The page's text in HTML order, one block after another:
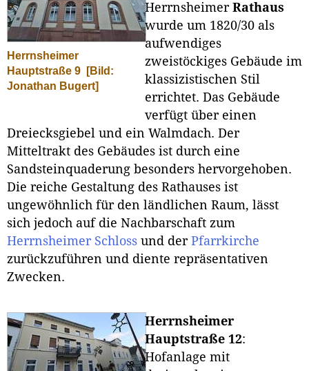
Herrnsheimer
Hauptstraße 9
[Bild:
Jonathan Bugert]
Herrnsheimer Rathaus
wurde um 1820/30 als
aufwendiges
zweistöckiges Gebäude im
klassizistischen Stil
errichtet. Das Gebäude
verfügt über einen
Dreiecksgiebel und ein Walmdach. Der
Mitteltrakt des Gebäudes ist durch eine
Sandsteinquaderung besonders hervorgehoben.
Die reiche Gestaltung des Rathauses ist
ungewöhnlich für den ländlichen Raum, lässt
sich jedoch auf die Nachbarschaft zum
Herrnsheimer Schloss und der Pfarrkirche
zurückzuführen und diente repräsentativen
Zwecken.
Herrnsheimer
Hauptstraße 12:
Hofanlage mit